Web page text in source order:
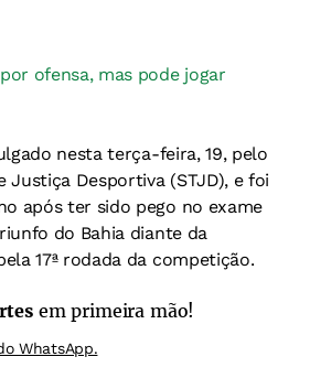
ofensa, mas pode jogar
nesta terça-feira, 19, pelo
Justiça Desportiva (STJD), e foi
após ter sido pego no exame
do Bahia diante da
17ª rodada da competição.
em primeira mão!
WhatsApp.